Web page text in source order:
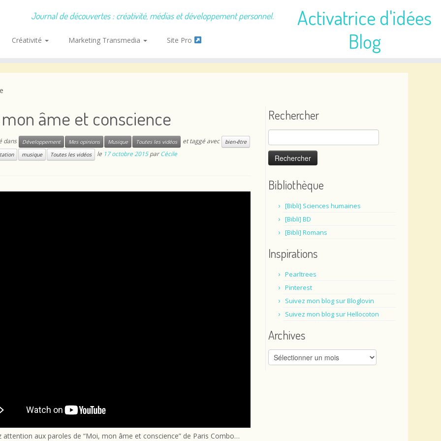
Activatrice d'idées
Blog
Journal de découvertes : créativité, médias et développement personnel.
Créativité Marketing Transmedia Site Pro
mon âme et conscience
dans Développement Mes opinions Musique Toutes les vidéos et taggé avec
bien-être
musique Toutes les vidéos le 17 octobre 2015 parCécile
attention aux paroles de “Moi, mon âme et conscience” de Paris Combo…
Rechercher
Rechercher :
Bibliothèque
[Bibli] Sciences humaines
[Bibli] BD
[Bibli] Romans
Inspirations
Pearltrees
Pinterest
Suivez mon blog sur Bloglovin
Suivez mon blog sur Hellocoton
Archives
Archives